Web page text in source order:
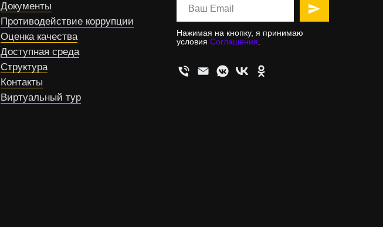
Документы
Противодействие коррупции
Оценка качества
Доступная среда
Структура
Контакты
Виртуальный тур
Нажимая на кнопку, я принимаю
условия Соглашения